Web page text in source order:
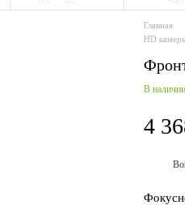
Главная
HD
В наличии
4